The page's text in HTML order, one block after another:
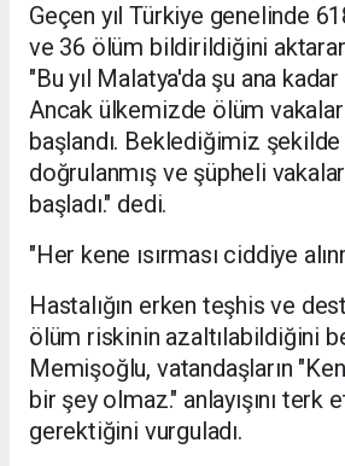
Geçen yıl Türkiye genelinde
ve 36 ölüm bildirildiğini
"Bu yıl Malatya'da şu ana
Ancak ülkemizde ölüm
başlandı. Beklediğimiz
doğrulanmış ve şüpheli
başladı." dedi.
"Her kene ısırması ciddiye
Hastalığın erken teşhis ve
ölüm riskinin azaltılabildiğini
Memişoğlu, vatandaşların
bir şey olmaz." anlayışını terk
gerektiğini vurguladı.